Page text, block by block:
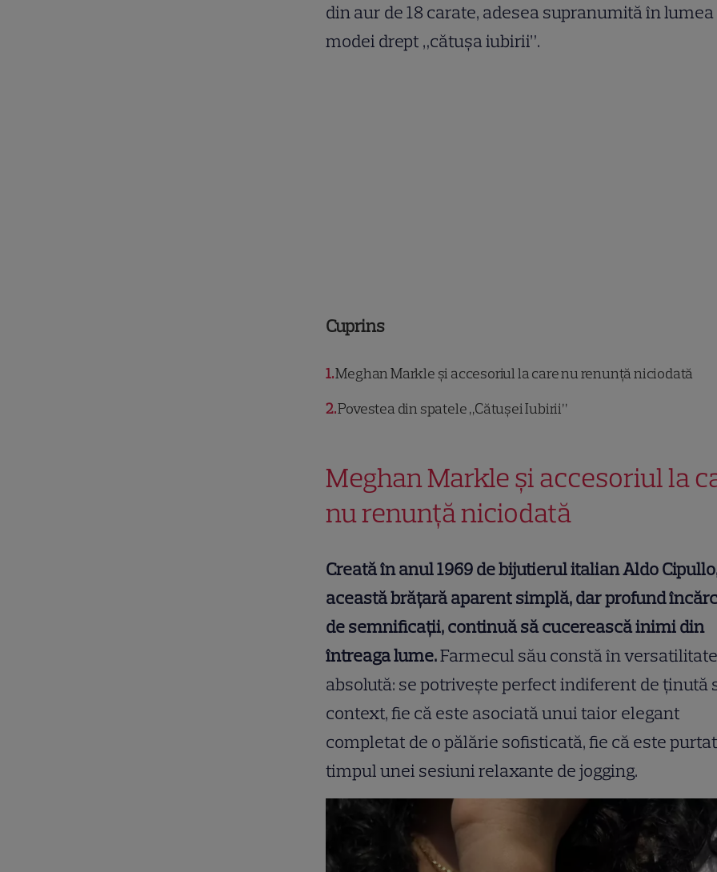
din aur de 18 carate, adesea supranumită în lumea
modei drept „cătușa iubirii”.
Cuprins
1Meghan Markle și accesoriul la care nu renunță niciodată
2Povestea din spatele „Cătușei Iubirii”
Meghan Markle și accesoriul la
nu renunță niciodată
Creată în anul 1969 de bijutierul italian Aldo
această brățară aparent simplă, dar profund
de semnificații, continuă să cucerească inimi din
întreaga lume.Farmecul său constă în
absolută: se potrivește perfect indiferent de ținută
context, fie că este asociată unui taior elegant
completat de o pălărie sofisticată, fie că este
timpul unei sesiuni relaxante de jogging.